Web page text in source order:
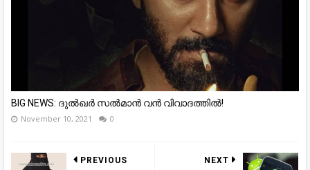
BIG NEWS: ദുൽഖർ സൽമാൻ വൻ വിവാദത്തിൽ!
November 10, 2021 0
NEXT
PREVIOUS